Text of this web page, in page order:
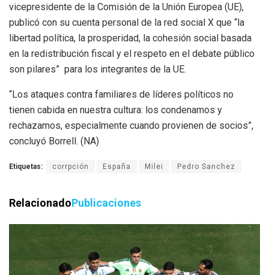
vicepresidente de la Comisión de la Unión Europea (UE),
publicó con su cuenta personal de la red social X que “la
libertad política, la prosperidad, la cohesión social basada
en la redistribución fiscal y el respeto en el debate público
son pilares” para los integrantes de la UE.
“Los ataques contra familiares de líderes políticos no
tienen cabida en nuestra cultura: los condenamos y
rechazamos, especialmente cuando provienen de socios”,
concluyó Borrell. (NA)
Etiquetas: corrpción España Milei Pedro Sanchez
RelacionadoPublicaciones